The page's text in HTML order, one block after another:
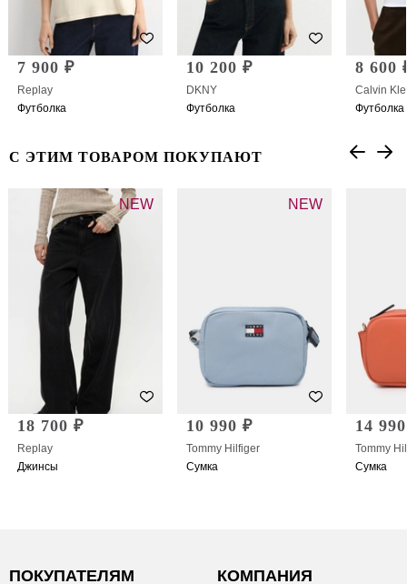
7 900 ₽
Replay
Футболка
10 200 ₽
DKNY
Футболка
8 600
Calvin
Футболка
С ЭТИМ ТОВАРОМ ПОКУПАЮТ
NEW
18 700 ₽
Replay
Джинсы
NEW
10 990 ₽
Tommy Hilfiger
Сумка
14
Tommy
Сумка
ПОКУПАТЕЛЯМ КОМПАНИЯ